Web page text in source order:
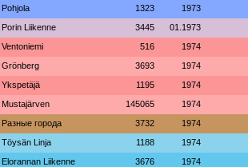
Pohjola 1323 1973
Porin Liikenne 3445 01.1973
Ventoniemi 516 1974
Grönberg 3693 1974
Ykspetäjä 1195 1974
Mustajärven 145065 1974
Разные города 3732 1974
Töysän Linja 1188 1974
Elorannan Liikenne 3676 1974